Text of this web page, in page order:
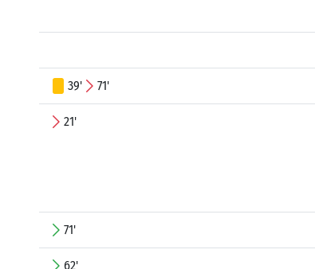
39' 71'
21'
71'
62'